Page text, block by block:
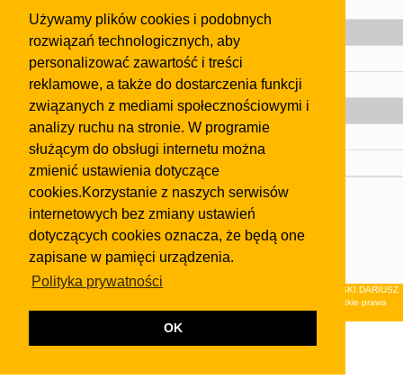
Używamy plików cookies i podobnych
rozwiązań technologicznych, aby
personalizować zawartość i treści
reklamowe, a także do dostarczenia funkcji
związanych z mediami społecznościowymi i
analizy ruchu na stronie. W programie
służącym do obsługi internetu można
zmienić ustawienia dotyczące
cookies.Korzystanie z naszych serwisów
internetowych bez zmiany ustawień
dotyczących cookies oznacza, że będą one
zapisane w pamięci urządzenia.
Polityka prywatności
OK
Gazeta
Olkusz
Kontakt
Strefa dla biznesu
Biura nieruchomości
Dealerzy i autokomisy
Skontaktuj się z nami
regulaminuiPolityki Prywatności.
Klauzula FB
© 2026Wydawnictwo NEON sp. z o.o. (dawniej: FIRMA NEON MAREK KLUCZEWSKI DARIUSZ
KRAWCZYK s.c.) z siedzibą w Olkuszu, ul.Żuradzka 15, 32-300 Olkusz . Wszystkie prawa